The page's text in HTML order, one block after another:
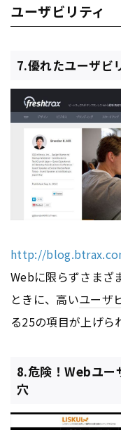
ユーザビリティ
7.優れたユーザビ
http://
Webに限らずさまざ
ときに、高いユーザ
る25の項目が上げら
8.危険！Webユー
穴